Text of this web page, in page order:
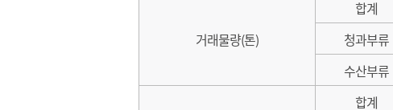
거래물량(톤)
합계
청과부류
수산부류
합계